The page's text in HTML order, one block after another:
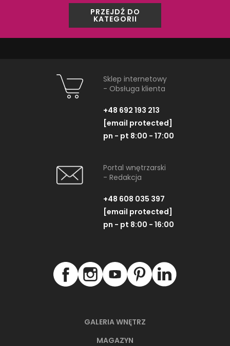
Paradyż Trakt Umbra
Gres Szkl. Rekt. Mat
PRZEJDŹ DO
KATEGORII
GALERIA WNĘTRZ
MAGAZYN
Sklep internetowy
- Obsługa klienta
+48 692 193 213
[email protected]
pn - pt 8:00 - 17:00
Portal wnętrzarski
- Redakcja
+48 608 035 397
[email protected]
pn - pt 8:00 - 16:00